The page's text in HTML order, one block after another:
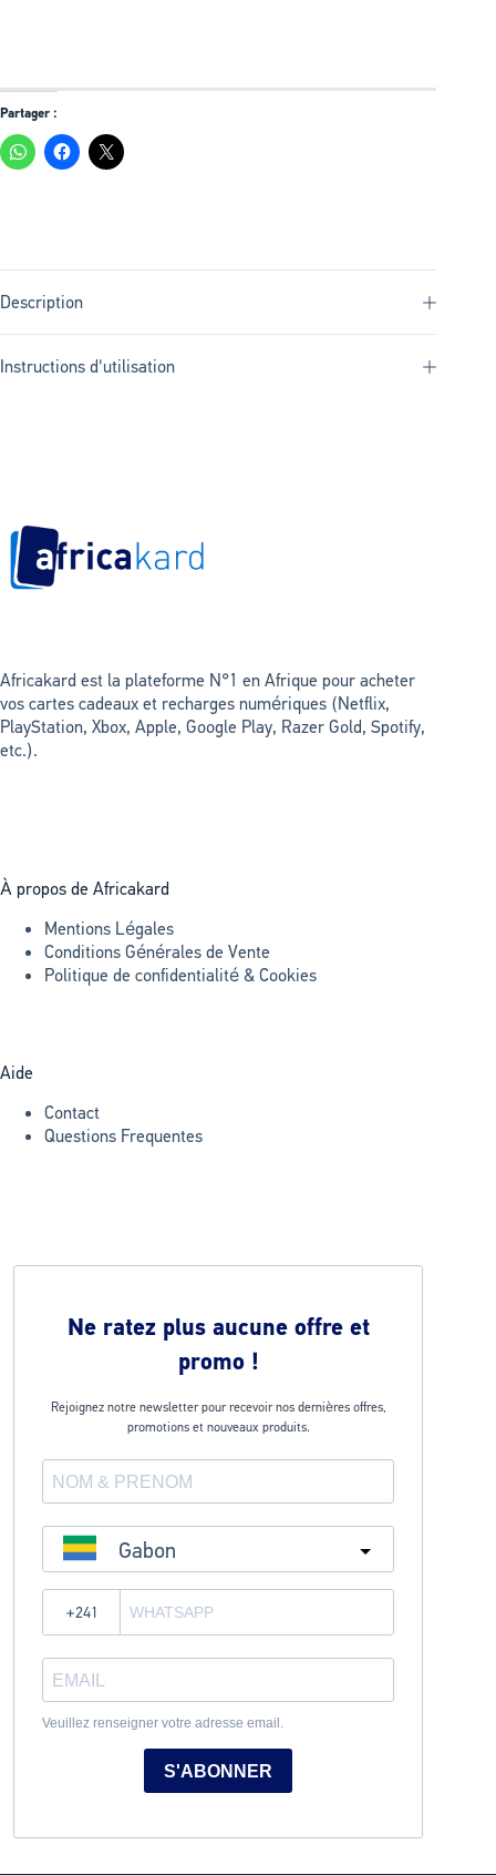
Partager :
Description
Instructions d'utilisation
Africakard est la plateforme N°1 en Afrique pour acheter
vos cartes cadeaux et recharges numériques (Netflix,
PlayStation, Xbox, Apple, Google Play, Razer Gold, Spotify,
etc.).
À propos de Africakard
Mentions Légales
Conditions Générales de Vente
Politique de confidentialité & Cookies
Aide
Contact
Questions Frequentes
Ne ratez plus aucune offre et
promo !
Rejoignez notre newsletter pour recevoir nos dernières offres,
promotions et nouveaux produits.
Gabon
Veuillez renseigner votre adresse email.
S'ABONNER